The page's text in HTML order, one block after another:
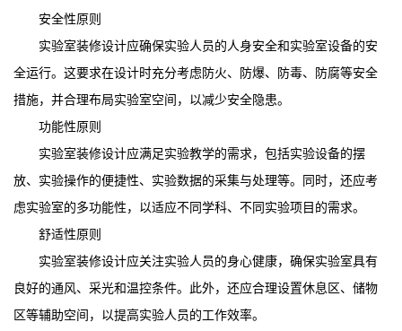
安全性原则
实验室装修设计应确保实验人员的人身安全和实验室设备的安
全运行。这要求在设计时充分考虑防火、防爆、防毒、防腐等安全
措施，并合理布局实验室空间，以减少安全隐患。
功能性原则
实验室装修设计应满足实验教学的需求，包括实验设备的摆
放、实验操作的便捷性、实验数据的采集与处理等。同时，还应考
虑实验室的多功能性，以适应不同学科、不同实验项目的需求。
舒适性原则
实验室装修设计应关注实验人员的身心健康，确保实验室具有
良好的通风、采光和温控条件。此外，还应合理设置休息区、储物
区等辅助空间，以提高实验人员的工作效率。